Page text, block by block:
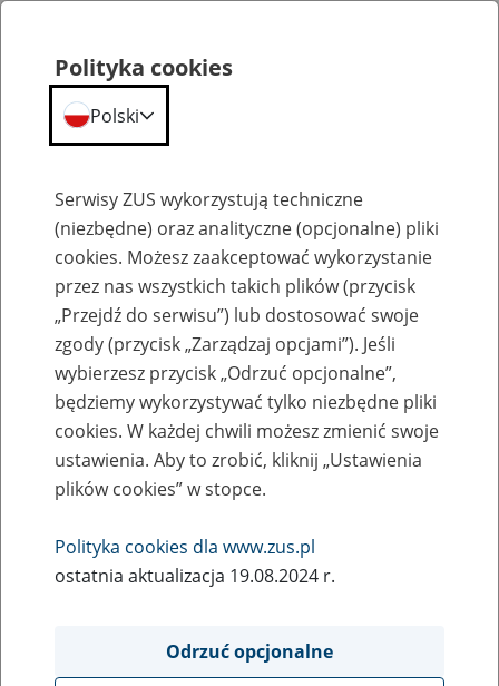
Szkolenia
Zaproś ZUS do siebie - zakładanie profili
eZUS w siedzibie Twojej firmy
Rodzaj wydarzenia
Szkolenia
Obszar merytoryczny
obsługa klientów
Polityka cookies
Polski
Serwisy ZUS wykorzystują techniczne
(niezbędne) oraz analityczne (opcjonalne) pliki
cookies. Możesz zaakceptować wykorzystanie
przez nas wszystkich takich plików (przycisk
„Przejdź do serwisu”) lub dostosować swoje
zgody (przycisk „Zarządzaj opcjami”). Jeśli
wybierzesz przycisk „Odrzuć opcjonalne”,
będziemy wykorzystywać tylko niezbędne pliki
cookies. W każdej chwili możesz zmienić swoje
ustawienia. Aby to zrobić, kliknij „Ustawienia
plików cookies” w stopce.
Polityka cookies dla www.zus.pl
ostatnia aktualizacja 19.08.2024 r.
Odrzuć opcjonalne